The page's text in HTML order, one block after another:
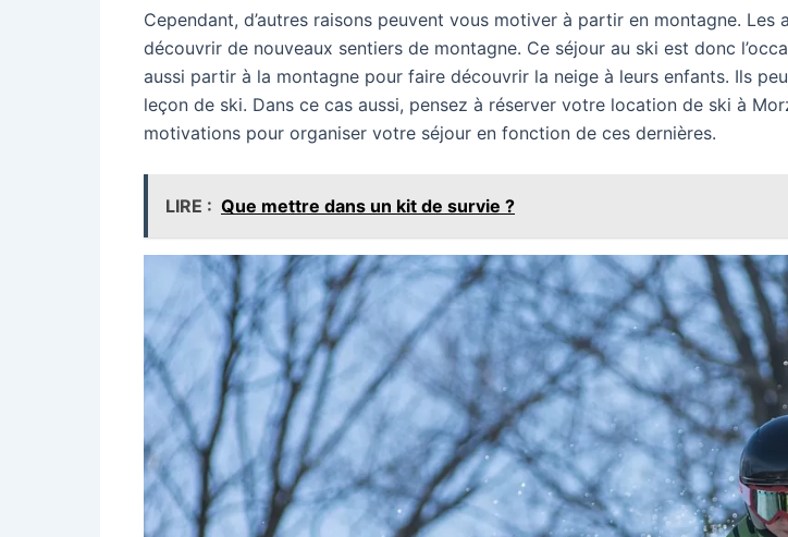
Cependant, d’autres raisons peuvent vous motiver à partir en montagne.
découvrir de nouveaux sentiers de montagne. Ce séjour au ski est donc
aussi partir à la montagne pour faire découvrir la neige à leurs enfants. Ils
leçon de ski. Dans ce cas aussi, pensez à réserver votre location de ski à
motivations pour organiser votre séjour en fonction de ces dernières.
LIRE : Que mettre dans un kit de survie ?